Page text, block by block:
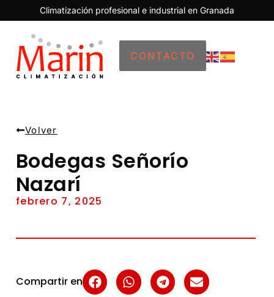
Climatización profesional e industrial en Granada
CONTACTO
Volver
Bodegas Señorío
Nazarí
febrero 7, 2025
Compartir en